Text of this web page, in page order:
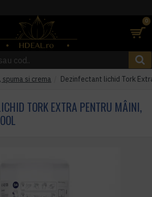
0
spuma si crema Dezinfectant lichid Tork
TORK EXTRA PENTRU MÂINI,